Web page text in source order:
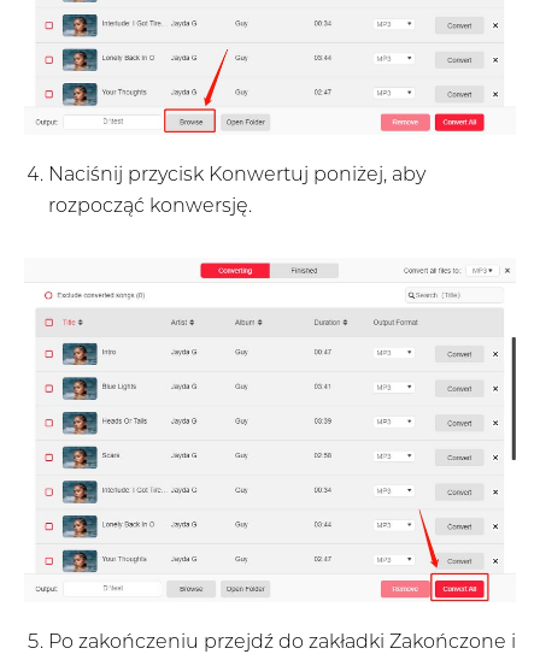
Naciśnij przycisk Konwertuj poniżej, aby
rozpocząć konwersję.
Po zakończeniu przejdź do zakładki Zakończone i